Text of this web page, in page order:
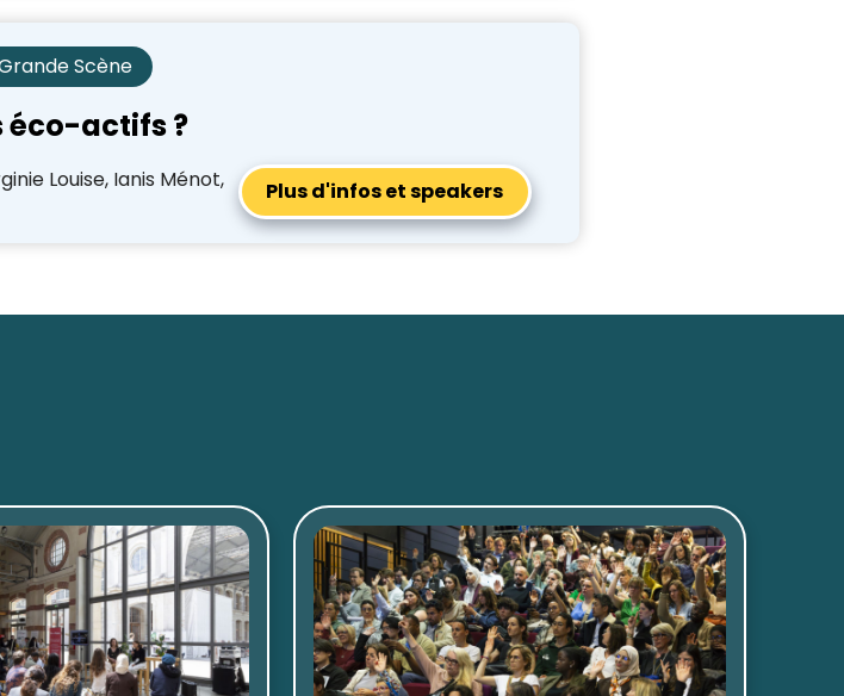
Scène
éco-actifs ?
Louise, Ianis Ménot,
Plus d'infos et speakers